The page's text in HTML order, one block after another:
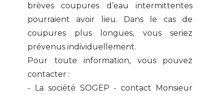
brèves coupures d’eau intermittentes
pourraient avoir lieu. Dans le cas de
coupures plus longues, vous seriez
prévenus individuellement.
Pour toute information, vous pouvez
contacter :
- La société SOGEP - contact Monsieur